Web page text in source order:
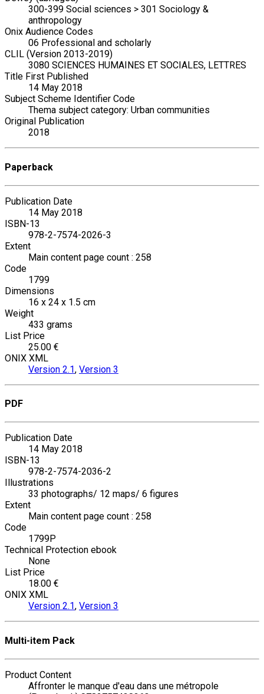
300-399 Social sciences > 301 Sociology &
anthropology
Onix Audience Codes
06 Professional and scholarly
CLIL (Version 2013-2019)
3080 SCIENCES HUMAINES ET SOCIALES, LETTRES
Title First Published
14 May 2018
Subject Scheme Identifier Code
Thema subject category: Urban communities
Original Publication
2018
Paperback
Publication Date
14 May 2018
ISBN-13
978-2-7574-2026-3
Extent
Main content page count : 258
Code
1799
Dimensions
16 x 24 x 1.5 cm
Weight
433 grams
List Price
25.00 €
ONIX XML
Version 2.1, Version 3
PDF
Publication Date
14 May 2018
ISBN-13
978-2-7574-2036-2
Illustrations
33 photographs/ 12 maps/ 6 figures
Extent
Main content page count : 258
Code
1799P
Technical Protection ebook
None
List Price
18.00 €
ONIX XML
Version 2.1, Version 3
Multi-item Pack
Product Content
Affronter le manque d'eau dans une métropole